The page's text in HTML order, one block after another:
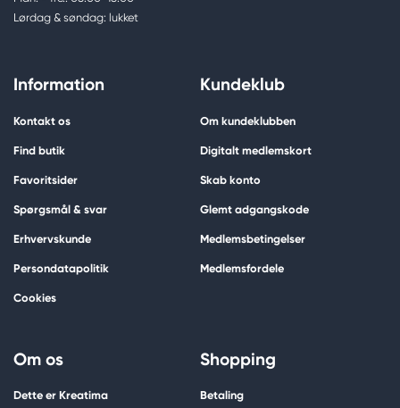
Lørdag & søndag: lukket
Information
Kontakt os
Find butik
Favoritsider
Spørgsmål & svar
Erhvervskunde
Persondatapolitik
Cookies
Kundeklub
Om kundeklubben
Digitalt medlemskort
Skab konto
Glemt adgangskode
Medlemsbetingelser
Medlemsfordele
Om os
Dette er Kreatima
Shopping
Betaling